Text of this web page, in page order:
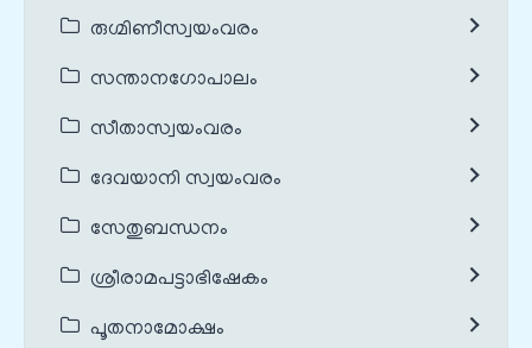
രുഗ്മിണീസ്വയംവരം
സന്താനഗോപാലം
സീതാസ്വയംവരം
ദേവയാനി സ്വയംവരം
സേതുബന്ധനം
ശ്രീരാമപട്ടാഭിഷേകം
പൂതനാമോക്ഷം